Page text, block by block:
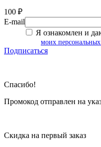
100 ₽
E-mail
Я ознакомлен и
моих
Подписаться
Спасибо!
Промокод отправлен на
Скидка на первый заказ